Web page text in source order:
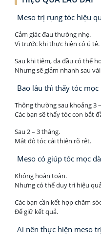
Meso trị rụng tóc hiệu
Cảm giác đau thường nhẹ.
Vì trước khi thực hiện có ủ tê.
Sau khi tiêm, da đầu có thể
Nhưng sẽ giảm nhanh sau
Bao lâu thì thấy tóc mọc
Thông thường sau khoảng 3
Các bạn sẽ thấy tóc con bắt
Sau 2 – 3 tháng.
Mật độ tóc cải thiện rõ rệt.
Meso có giúp tóc mọc
Không hoàn toàn.
Nhưng có thể duy trì hiệu
Các bạn cần kết hợp chăm
Để giữ kết quả.
Ai nên thực hiện meso